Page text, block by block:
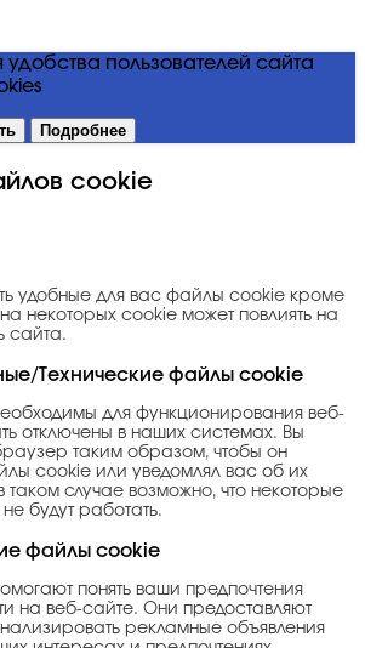
пользователей сайта
Подробнее
cookie
удобные для вас файлы cookie кроме
некоторых cookie может повлиять на
сайта.
Технические файлы cookie
для функционирования веб-
отключены в наших системах. Вы
таким образом, чтобы он
cookie или уведомлял вас об их
таком случае возможно, что некоторые
будут работать.
файлы cookie
понять ваши предпочтения
на веб-сайте. Они предоставляют
рекламные объявления